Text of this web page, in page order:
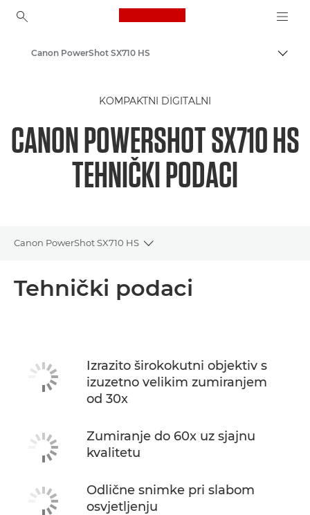
Canon Logo, back to
Canon PowerShot SX710 HS
KOMPAKTNI DIGITALNI
CANON POWERSHOT SX710 HS
TEHNIČKI PODACI
Canon PowerShot SX710 HS
Toggle breadcrumbs
Tehnički podaci
Izrazito širokokutni objektiv s
izuzetno velikim zumiranjem
od 30x
Zumiranje do 60x uz sjajnu
kvalitetu
Odlične snimke pri slabom
osvjetljenju